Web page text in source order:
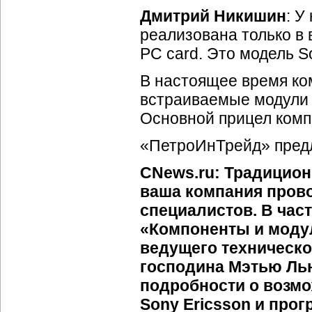
Дмитрий Никишин: У
реализована только
PC card. Это модель
В настоящее время
встраиваемые модули
Основной прицел
«ПетроИнТрейд»
CNews.ru:
ваша компания
специалистов. В
«Компоненты и
ведущего
господина Мэтью
подробности о
Sony Ericsson и